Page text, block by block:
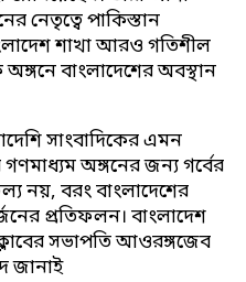
নেতৃত্বে পাকিস্তান
শাখা আরও গতিশীল
বাংলাদেশের অবস্থান
সাংবাদিকের এমন
গণমাধ্যম অঙ্গনের জন্য গর্বের
নয়, বরং বাংলাদেশের
প্রতিফলন। বাংলাদেশ
সভাপতি আওরঙ্গজেব
জানাই